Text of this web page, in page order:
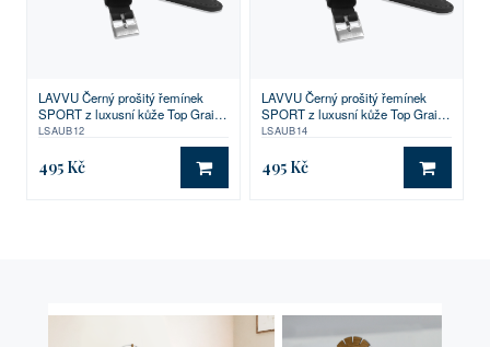
LAVVU Černý prošitý řemínek
SPORT z luxusní kůže Top Grain -
12
LSAUB12
495 Kč DO KOŠÍKU
LAVVU Černý prošitý řemínek
SPORT z luxusní kůže Top Grain -
14
LSAUB14
495 Kč DO